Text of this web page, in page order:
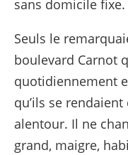
sans domicile fixe.
Seuls le
boulevard Carnot
quotidiennement
qu’ils se
alentour. Il ne
grand, maigre,